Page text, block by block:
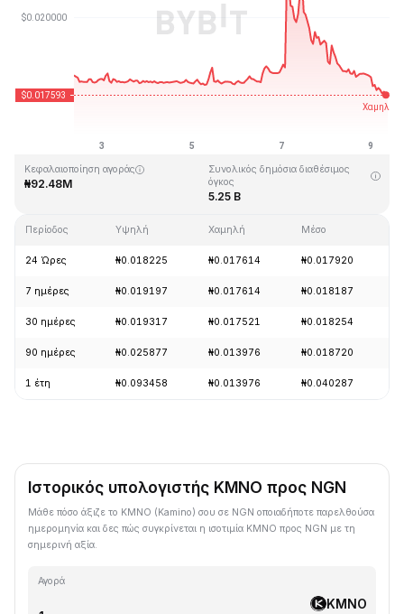
Κεφαλαιοποίηση αγοράς
₦92.48M
Συνολικός δημόσια διαθέσιμος
όγκος
5.25 B
Περίοδος Υψηλή Χαμηλή Μέσο
24 Ώρες ₦0.018225 ₦0.017614 ₦0.017920
7 ημέρες ₦0.019197 ₦0.017614 ₦0.018187
30 ημέρες ₦0.019317 ₦0.017521 ₦0.018254
90 ημέρες ₦0.025877 ₦0.013976 ₦0.018720
1 έτη ₦0.093458 ₦0.013976 ₦0.040287
Ιστορικός υπολογιστής KMNO προς NGN
Μάθε πόσο άξιζε το KMNO (Kamino) σου σε NGN οποιαδήποτε παρελθούσα
ημερομηνία και δες πώς συγκρίνεται η ισοτιμία KMNO προς NGN με τη
σημερινή αξία.
Αγορά
KMNO